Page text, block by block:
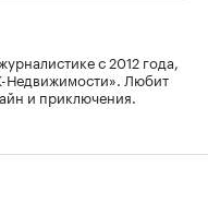
с 2012 года,
Недвижимости». Любит
и приключения.